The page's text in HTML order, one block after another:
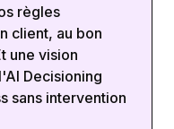
règles
client, au bon
une vision
Decisioning
sans intervention